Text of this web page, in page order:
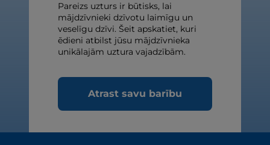
Pareizs uzturs ir būtisks, lai
mājdzīvnieki dzīvotu laimīgu un
veselīgu dzīvi. Šeit apskatiet, kuri
ēdieni atbilst jūsu mājdzīvnieka
unikālajām uztura vajadzībām.
Atrast savu barību